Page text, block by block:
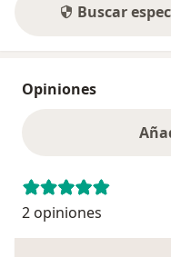
Buscar
Opiniones
2 opiniones